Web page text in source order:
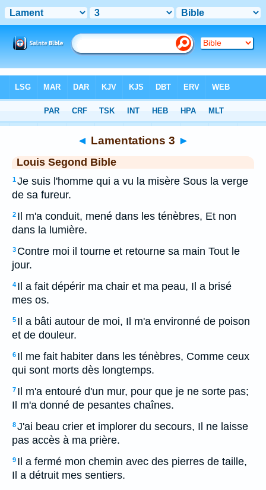
> Lamentations 3
◄ Lamentations 3 ►
Louis Segond Bible
1Je suis l'homme qui a vu la misère Sous la verge
de sa fureur.
2 Il m'a conduit, mené dans les ténèbres, Et non
dans la lumière.
3 Contre moi il tourne et retourne sa main Tout le
jour.
4 Il a fait dépérir ma chair et ma peau, Il a brisé
mes os.
5 Il a bâti autour de moi, Il m'a environné de poison
et de douleur.
6 Il me fait habiter dans les ténèbres, Comme ceux
qui sont morts dès longtemps.
7 Il m'a entouré d'un mur, pour que je ne sorte pas;
Il m'a donné de pesantes chaînes.
8J'ai beau crier et implorer du secours, Il ne laisse
pas accès à ma prière.
9 Il a fermé mon chemin avec des pierres de taille,
Il a détruit mes sentiers.